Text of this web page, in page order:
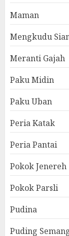
Maman
Mengkudu
Meranti Gajah
Paku Midin
Paku Uban
Peria Katak
Peria Pantai
Pokok Jenereh
Pokok Parsli
Pudina
Puding